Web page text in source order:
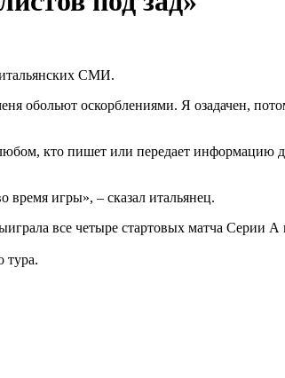
СМИ.
обольют оскорблениями. Я озадачен,
кто пишет или передает информацию
время игры», – сказал итальянец.
все четыре стартовых матча Серии А
тура.